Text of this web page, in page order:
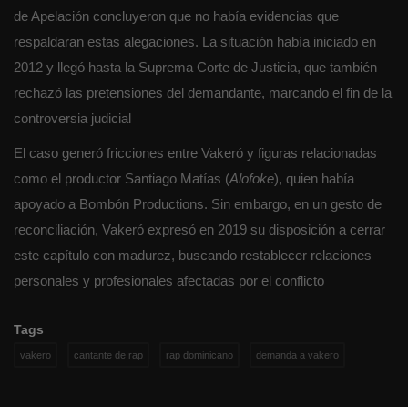
de Apelación concluyeron que no había evidencias que
respaldaran estas alegaciones. La situación había iniciado en
2012 y llegó hasta la Suprema Corte de Justicia, que también
rechazó las pretensiones del demandante, marcando el fin de la
controversia judicial
El caso generó fricciones entre Vakeró y figuras relacionadas
como el productor Santiago Matías (Alofoke), quien había
apoyado a Bombón Productions. Sin embargo, en un gesto de
reconciliación, Vakeró expresó en 2019 su disposición a cerrar
este capítulo con madurez, buscando restablecer relaciones
personales y profesionales afectadas por el conflicto
Tags
vakero cantante de rap rap dominicano demanda a vakero